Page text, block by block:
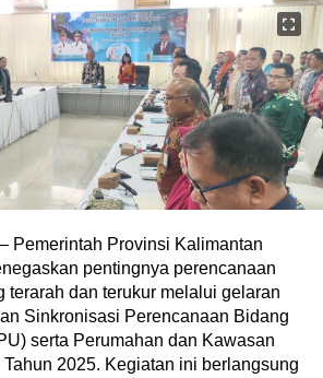
Pemerintah Provinsi Kalimantan
pentingnya perencanaan
terarah dan terukur melalui gelaran
Sinkronisasi Perencanaan Bidang
serta Perumahan dan Kawasan
2025. Kegiatan ini berlangsung